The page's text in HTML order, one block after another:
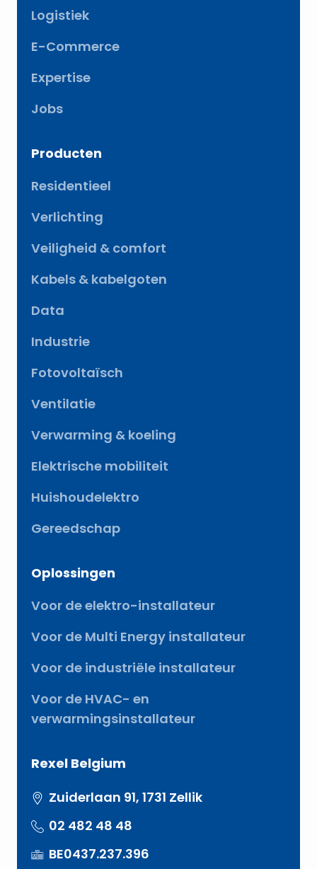
Logistiek
E-Commerce
Expertise
Jobs
Producten
Residentieel
Verlichting
Veiligheid & comfort
Kabels & kabelgoten
Data
Industrie
Fotovoltaïsch
Ventilatie
Verwarming & koeling
Elektrische mobiliteit
Huishoudelektro
Gereedschap
Oplossingen
Voor de elektro-installateur
Voor de Multi Energy installateur
Voor de industriële installateur
Voor de HVAC- en
verwarmingsinstallateur
Rexel Belgium
Zuiderlaan 91, 1731 Zellik
02 482 48 48
BE0437.237.396